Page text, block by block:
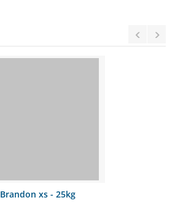
Brandon xs - 25kg